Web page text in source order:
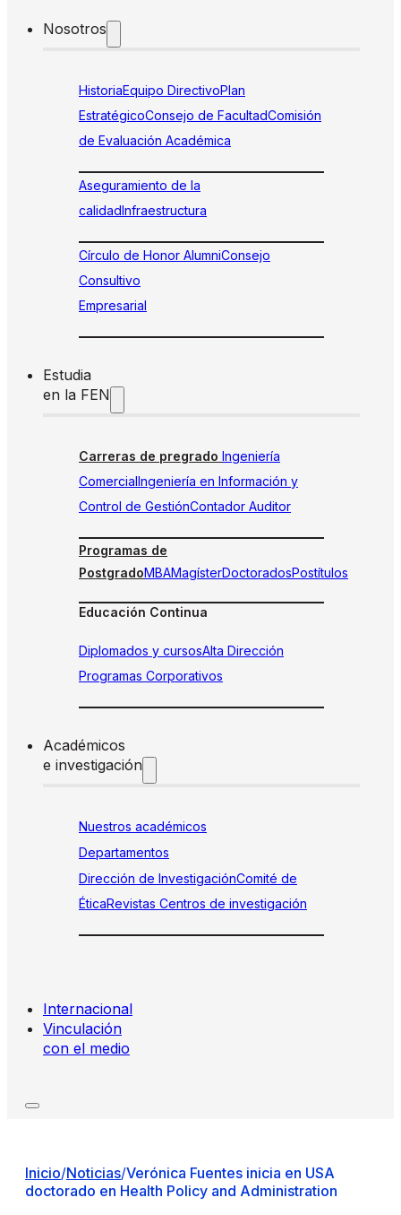
Nosotros
HistoriaEquipo DirectivoPlan
EstratégicoConsejo de FacultadComisión
de Evaluación Académica
Aseguramiento de la
calidadInfraestructura
Círculo de Honor AlumniConsejo
Consultivo
Empresarial
Estudia
en la FEN
Carreras de pregrado Ingeniería
ComercialIngeniería en Información y
Control de GestiónContador Auditor
Programas de
PostgradoMBAMagísterDoctoradosPostítulos
Educación Continua
Diplomados y cursosAlta Dirección
Programas Corporativos
Académicos
e investigación
Nuestros académicos
Departamentos
Dirección de InvestigaciónComité de
ÉticaRevistas Centros de investigación
Internacional
Vinculación
con el medio
Inicio/Noticias/Verónica Fuentes inicia en USA
doctorado en Health Policy and Administration